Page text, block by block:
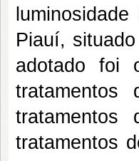
Piauí,
adotado foi
tratamentos
tratamentos
tratamentos